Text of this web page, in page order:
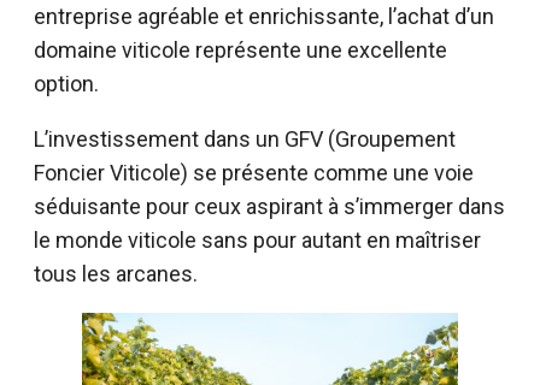
entreprise agréable et enrichissante, l’achat d’un
domaine viticole représente une excellente
option.
L’investissement dans un GFV (Groupement
Foncier Viticole) se présente comme une voie
séduisante pour ceux aspirant à s’immerger dans
le monde viticole sans pour autant en maîtriser
tous les arcanes.